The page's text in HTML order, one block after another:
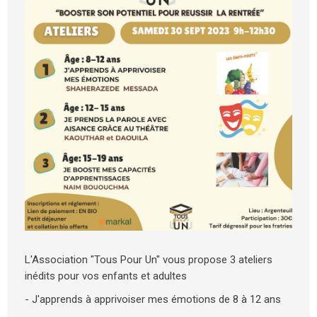
L'Association "Tous Pour Un" vous propose 3 ateliers
inédits pour vos enfants et adultes
- J'apprends à apprivoiser mes émotions de 8 à 12 ans